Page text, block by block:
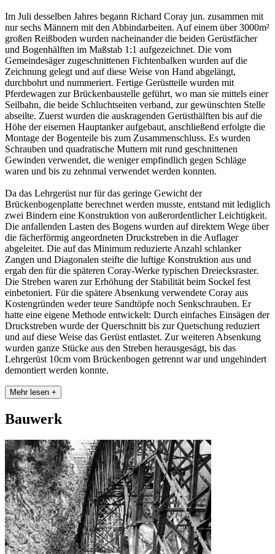
Im Juli desselben Jahres begann Richard Coray jun. zusammen mit
nur sechs Männern mit den Abbindarbeiten. Auf einem über 3000m²
großen Reißboden wurden nacheinander die beiden Gerüstfächer
und Bogenhälften im Maßstab 1:1 aufgezeichnet. Die vom
Gemeindesäger zugeschnittenen Fichtenbalken wurden auf die
Zeichnung gelegt und auf diese Weise von Hand abgelängt,
durchbohrt und nummeriert. Fertige Gerüstteile wurden mit
Pferdewagen zur Brückenbaustelle geführt, wo man sie mittels einer
Seilbahn, die beide Schluchtseiten verband, zur gewünschten Stelle
abseilte. Zuerst wurden die auskragenden Gerüsthälften bis auf die
Höhe der eisernen Hauptanker aufgebaut, anschließend erfolgte die
Montage der Bogenteile bis zum Zusammenschluss. Es wurden
Schrauben und quadratische Muttern mit rund geschnittenen
Gewinden verwendet, die weniger empfindlich gegen Schläge
waren und bis zu zehnmal verwendet werden konnten.
Da das Lehrgerüst nur für das geringe Gewicht der
Brückenbogenplatte berechnet werden musste, entstand mit lediglich
zwei Bindern eine Konstruktion von außerordentlicher Leichtigkeit.
Die anfallenden Lasten des Bogens wurden auf direktem Wege über
die fächerförmig angeordneten Druckstreben in die Auflager
abgeleitet. Die auf das Minimum reduzierte Anzahl schlanker
Zangen und Diagonalen steifte die luftige Konstruktion aus und
ergab den für die späteren Coray-Werke typischen Dreiecksraster.
Die Streben waren zur Erhöhung der Stabilität beim Sockel fest
einbetoniert. Für die spätere Absenkung verwendete Coray aus
Kostengründen weder teure Sandtöpfe noch Senkschrauben. Er
hatte eine eigene Methode entwickelt: Durch einfaches Einsägen der
Druckstreben wurde der Querschnitt bis zur Quetschung reduziert
und auf diese Weise das Gerüst entlastet. Zur weiteren Absenkung
wurden ganze Stücke aus den Streben herausgesägt, bis das
Lehrgerüst 10cm vom Brückenbogen getrennt war und ungehindert
demontiert werden konnte.
Mehr lesen +
Bauwerk